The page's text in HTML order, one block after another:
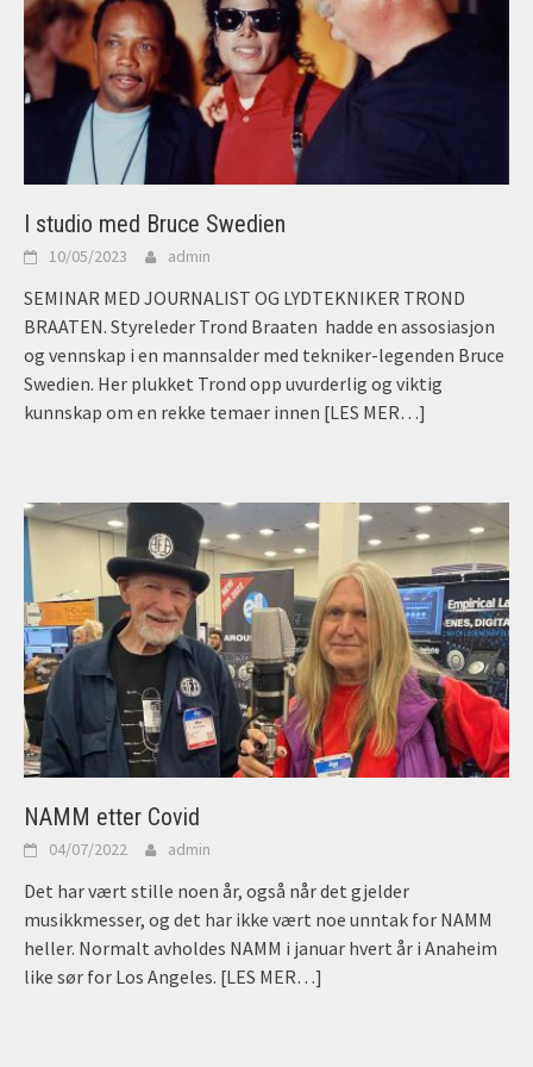
I studio med Bruce Swedien
10/05/2023 admin
SEMINAR MED JOURNALIST OG LYDTEKNIKER TROND
BRAATEN. Styreleder Trond Braaten hadde en assosiasjon
og vennskap i en mannsalder med tekniker-legenden Bruce
Swedien. Her plukket Trond opp uvurderlig og viktig
kunnskap om en rekke temaer innen [LES MER…]
NAMM etter Covid
04/07/2022 admin
Det har vært stille noen år, også når det gjelder
musikkmesser, og det har ikke vært noe unntak for NAMM
heller. Normalt avholdes NAMM i januar hvert år i Anaheim
like sør for Los Angeles. [LES MER…]